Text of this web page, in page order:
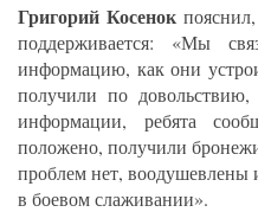
Григорий Косенок
поддерживается: «Мы
информацию, как они
получили по
информации, ребята
положено, получили
проблем нет, воодушевлены
в боевом слаживании».